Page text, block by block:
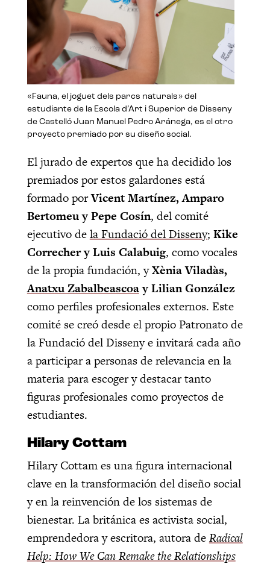
«Fauna, el joguet dels parcs naturals» del
estudiante de la Escola d’Art i Superior de Disseny
de Castelló Juan Manuel Pedro Aránega, es el otro
proyecto premiado por su diseño social.
El jurado de expertos que ha decidido los
premiados por estos galardones está
formado porVicent Martínez, Amparo
Bertomeu y Pepe Cosín, del comité
ejecutivo dela Fundació del Disseny; Kike
Correcher y Luis Calabuig, como vocales
de la propia fundación, yXènia Viladàs,
Anatxu Zabalbeascoay Lilian González
como perfiles profesionales externos. Este
comité se creó desde el propio Patronato de
la Fundació del Disseny e invitará cada año
a participar a personas de relevancia en la
materia para escoger y destacar tanto
figuras profesionales como proyectos de
estudiantes.
Hilary Cottam
Hilary Cottam es una figura internacional
clave en la transformación del diseño social
y en la reinvención de los sistemas de
bienestar. La británica es activista social,
emprendedora y escritora, autora deRadical
Help: How We Can Remake the Relationships